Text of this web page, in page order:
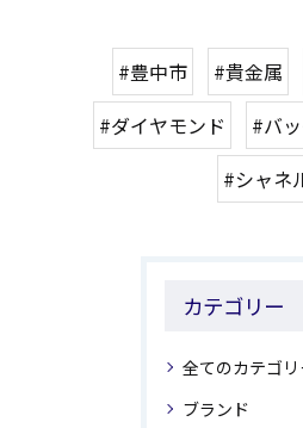
#豊中市 #貴金属
#ダイヤモンド
#バ
#シャネ
カテゴリー
全てのカテゴリ
ブランド